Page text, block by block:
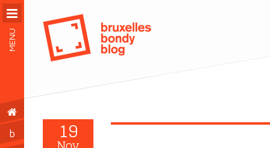
MENU
b 19